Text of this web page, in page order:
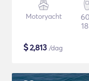
Motoryacht
$2,813 /dag